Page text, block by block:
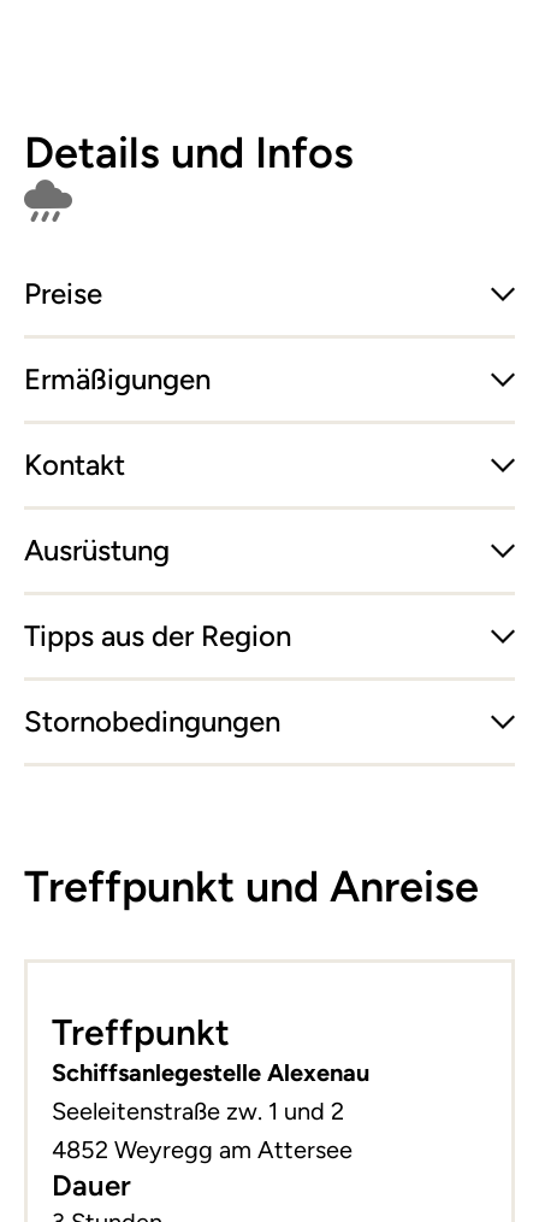
Details und Infos
Findet bei Schlechtwetter nicht statt
Preise
Ermäßigungen
Kontakt
Ausrüstung
Tipps aus der Region
Stornobedingungen
Treffpunkt und Anreise
−
Treffpunkt
Schiffsanlegestelle Alexenau
Seeleitenstraße zw. 1 und 2
4852 Weyregg am Attersee
Dauer